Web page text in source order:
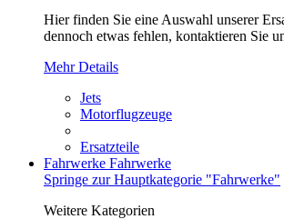
Hier finden Sie eine Auswahl unserer
dennoch etwas fehlen, kontaktieren Sie
Mehr Details
Jets
Motorflugzeuge
Ersatzteile
Fahrwerke Fahrwerke
Springe zur Hauptkategorie "Fahrwerke"
Weitere Kategorien